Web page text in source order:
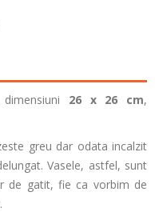
26 x 26 cm,
greu dar odata incalzit
Vasele, astfel, sunt
de gatit, fie ca vorbim de